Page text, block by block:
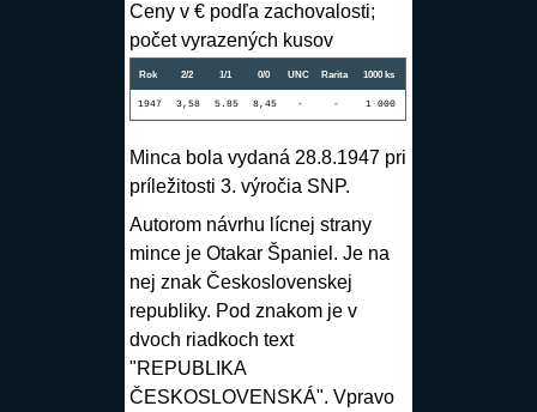
Ceny v € podľa zachovalosti;
počet vyrazených kusov
Rok 2/2 1/1 0/0 UNC Rarita 1000 ks
1947 3,58 5.85 8,45 - - 1 000
Minca bola vydaná 28.8.1947 pri
príležitosti 3. výročia SNP.
Autorom návrhu lícnej strany
mince je Otakar Španiel. Je na
nej znak Československej
republiky. Pod znakom je v
dvoch riadkoch text
"REPUBLIKA
ČESKOSLOVENSKÁ". Vpravo